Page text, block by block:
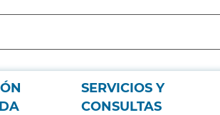
SERVICIOS Y
CONSULTAS
tendrá lugar en sala Alcalá 31 de la Comunidad de